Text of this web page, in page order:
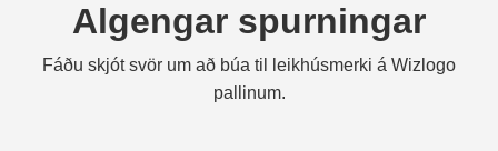
Algengar spurningar
Fáðu skjót svör um að búa til leikhúsmerki á Wizlogo
pallinum.